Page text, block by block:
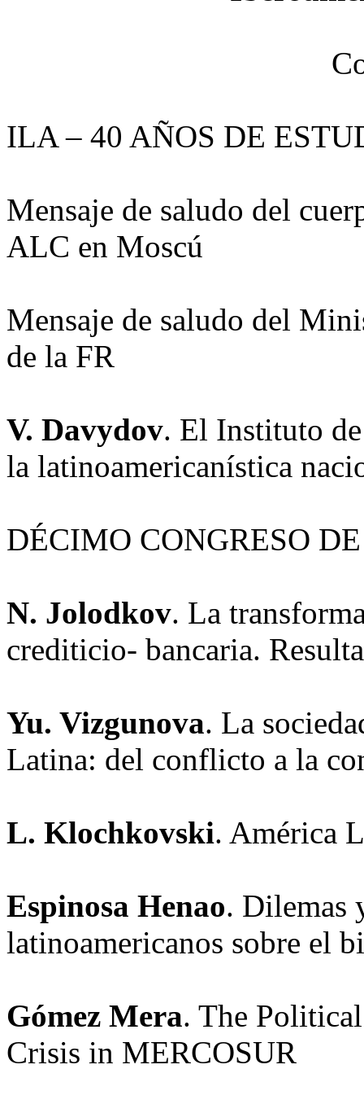
ILA – 40 AÑOS DE
Mensaje de saludo del
ALC en Moscú
Mensaje de saludo del
de la FR
V. Davydov. El Instituto
la latinoamericanística
DÉCIMO CONGRESO
N. Jolodkov. La
crediticio- bancaria.
Yu. Vizgunova. La
Latina: del conflicto a la
L. Klochkovski. América
Espinosa Henao. Dilemas
latinoamericanos sobre el
Gómez Mera. The
Crisis in MERCOSUR